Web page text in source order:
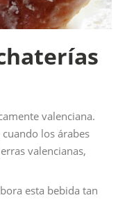
valenciana.
los árabes
valencianas,
esta bebida tan